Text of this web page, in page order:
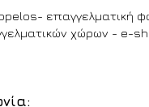
επαγγελματική
χώρων - e-